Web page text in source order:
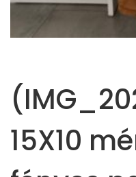
15X10